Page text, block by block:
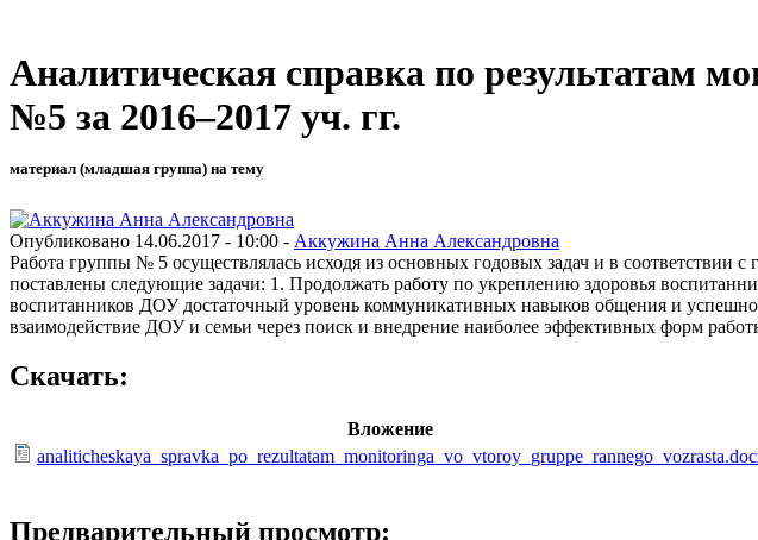
Аналитическая справка по результатам
№5 за 2016–2017 уч. гг.
материал (младшая группа) на тему
Опубликовано 14.06.2017 - 10:00 - Аккужина Анна Александровна
Работа группы № 5 осуществлялась исходя из основных годовых задач и в
поставлены следующие задачи: 1. Продолжать работу по укреплению здоровья
воспитанников ДОУ достаточный уровень коммуникативных навыков общения и
взаимодействие ДОУ и семьи через поиск и внедрение наиболее эффективных форм
Скачать:
Вложение
Предварительный просмотр: